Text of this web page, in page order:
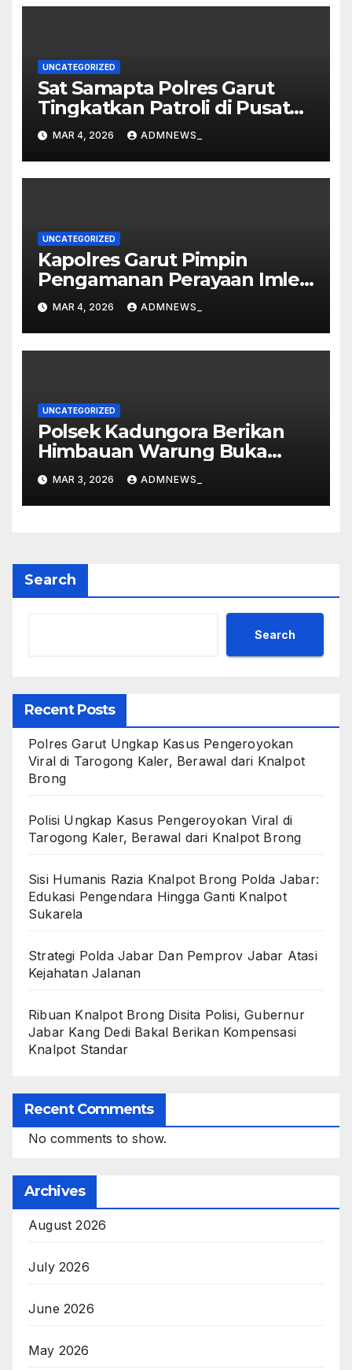
UNCATEGORIZED
Sat Samapta Polres Garut
Tingkatkan Patroli di Pusat
Perbelanjaan
MAR 4, 2026 ADMNEWS_
UNCATEGORIZED
Kapolres Garut Pimpin
Pengamanan Perayaan Imlek
dan Malam Cap Go Meh
2577/2026 di Vihara Dharma
Loka
MAR 4, 2026 ADMNEWS_
UNCATEGORIZED
Polsek Kadungora Berikan
Himbauan Warung Buka
Siang Hari
MAR 3, 2026 ADMNEWS_
Search
Search
Recent Posts
Polres Garut Ungkap Kasus Pengeroyokan
Viral di Tarogong Kaler, Berawal dari Knalpot
Brong
Polisi Ungkap Kasus Pengeroyokan Viral di
Tarogong Kaler, Berawal dari Knalpot Brong
Sisi Humanis Razia Knalpot Brong Polda Jabar:
Edukasi Pengendara Hingga Ganti Knalpot
Sukarela
Strategi Polda Jabar Dan Pemprov Jabar Atasi
Kejahatan Jalanan
Ribuan Knalpot Brong Disita Polisi, Gubernur
Jabar Kang Dedi Bakal Berikan Kompensasi
Knalpot Standar
Recent Comments
No comments to show.
Archives
August 2026
July 2026
June 2026
May 2026